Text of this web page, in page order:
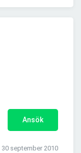
Ansök
30 september 2010